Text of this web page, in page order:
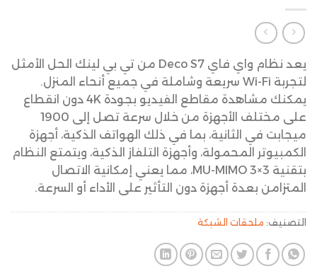
يعد نظام واي فاي Deco S7 من تي بي لينك الحل الأمثل
لتجربة Wi-Fi سريعة وشاملة في جميع أنحاء المنزل.
يمكنك مشاهدة مقاطع الفيديو بجودة 4K دون انقطاع
على مختلف الأجهزة من خلال سرعة تصل إلى 1900
ميجابت في الثانية، بما في ذلك الهواتف الذكية، أجهزة
الكمبيوتر المحمولة، وأجهزة التلفاز الذكية، ويتمتع النظام
بتقنية MU-MIMO 3×3، مما يعني إمكانية الاتصال
المتزامن بعدة أجهزة دون التأثير على الأداء أو السرعة.
التصنيف: ملحقات الشبكة